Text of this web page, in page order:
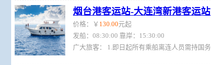
烟台港客运站-大连湾新港客运站
价格：￥ 130.00元起
发船：08:30:00 靠岸：15:30:00